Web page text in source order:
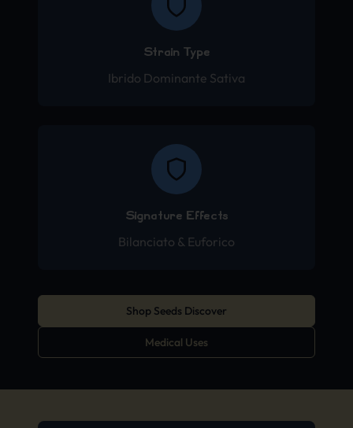
Strain Type
Ibrido Dominante Sativa
Signature Effects
Bilanciato & Euforico
Shop Seeds Discover
Medical Uses